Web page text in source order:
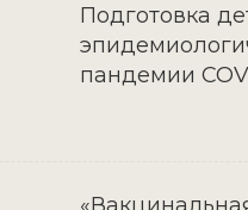
Подготовка
пандемии